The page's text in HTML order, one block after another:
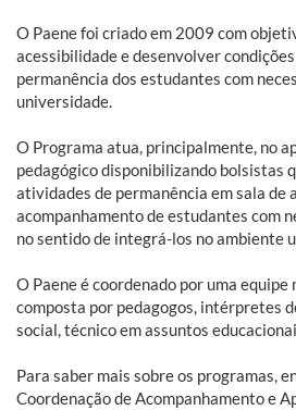
O Paene foi criado em 2009 com
acessibilidade e desenvolver
permanência dos estudantes com
universidade.
O Programa atua, principalmente, no
pedagógico disponibilizando bolsistas
atividades de permanência em sala de
acompanhamento de estudantes com
no sentido de integrá-los no ambiente
O Paene é coordenado por uma
composta por pedagogos, intérpretes
social, técnico em assuntos
Para saber mais sobre os programas,
Coordenação de Acompanhamento e